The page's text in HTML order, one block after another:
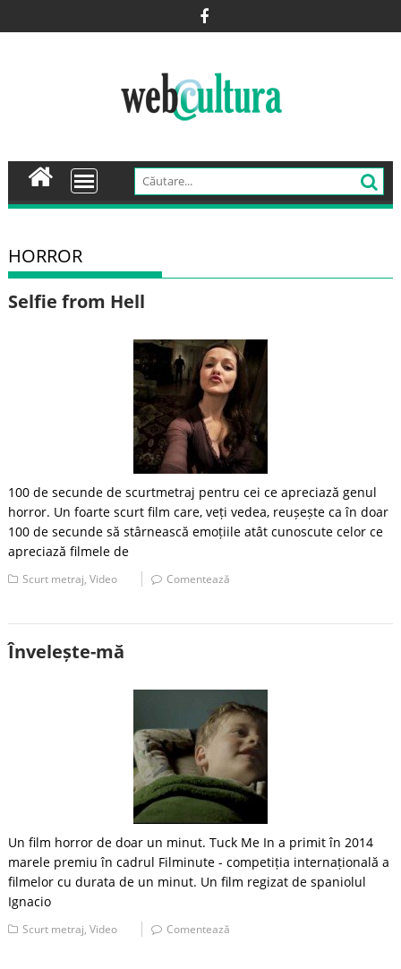
to
HORROR
Selfie from Hell
100 de secunde de scurtmetraj pentru cei ce apreciază genul
horror. Un foarte scurt film care, veți vedea, reușește ca în doar
100 de secunde să stârnească emoțiile atât cunoscute celor ce
apreciază filmele de
Scurt metraj,Video Comentează
Învelește-mă
Un film horror de doar un minut. Tuck Me In a primit în 2014
marele premiu în cadrul Filminute - competiția internațională a
filmelor cu durata de un minut. Un film regizat de spaniolul
Ignacio
Scurt metraj,Video Comentează